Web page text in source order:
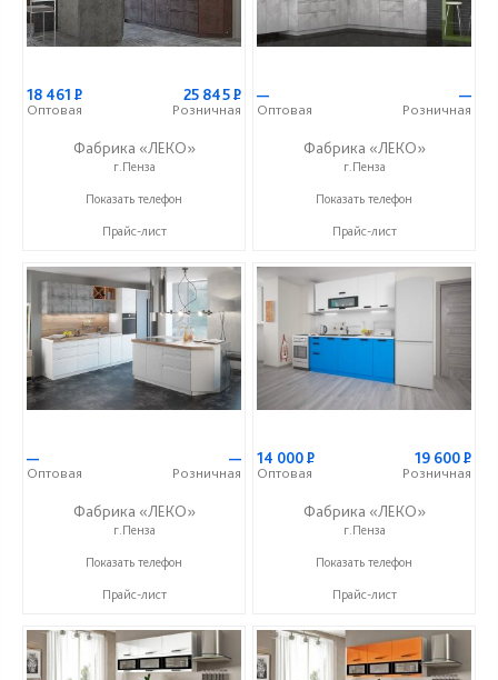
18 461 Р
Оптовая
25 845Р
Розничная
Фабрика «ЛЕКО»
г.Пенза
+7 (800) 222-93-90
Показать телефон
Прайс-лист
—
Оптовая
—
Розничная
Фабрика «ЛЕКО»
г.Пенза
+7 (800) 222-93-90
Показать телефон
Прайс-лист
—
Оптовая
—
Розничная
Фабрика «ЛЕКО»
г.Пенза
+7 (800) 222-93-90
Показать телефон
Прайс-лист
14 000Р
Оптовая
19 600Р
Розничная
Фабрика «ЛЕКО»
г.Пенза
+7 (800) 222-93-90
Показать телефон
Прайс-лист